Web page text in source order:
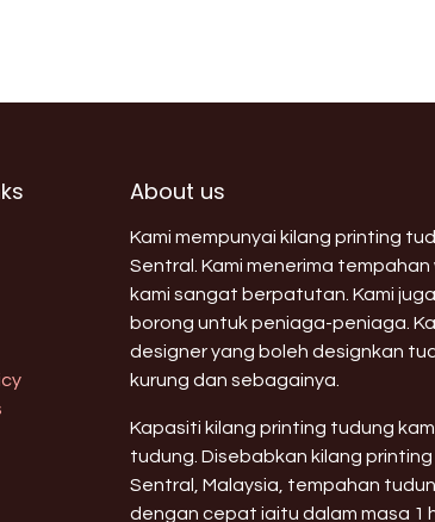
About us
Kami mempunyai kilang printing
Sentral. Kami menerima
kami sangat berpatutan. Kami
borong untuk peniaga-peniaga.
designer yang boleh designkan
kurung dan sebagainya.
Kapasiti kilang printing tudung
tudung. Disebabkan kilang
Sentral, Malaysia, tempahan
dengan cepat iaitu dalam masa 1